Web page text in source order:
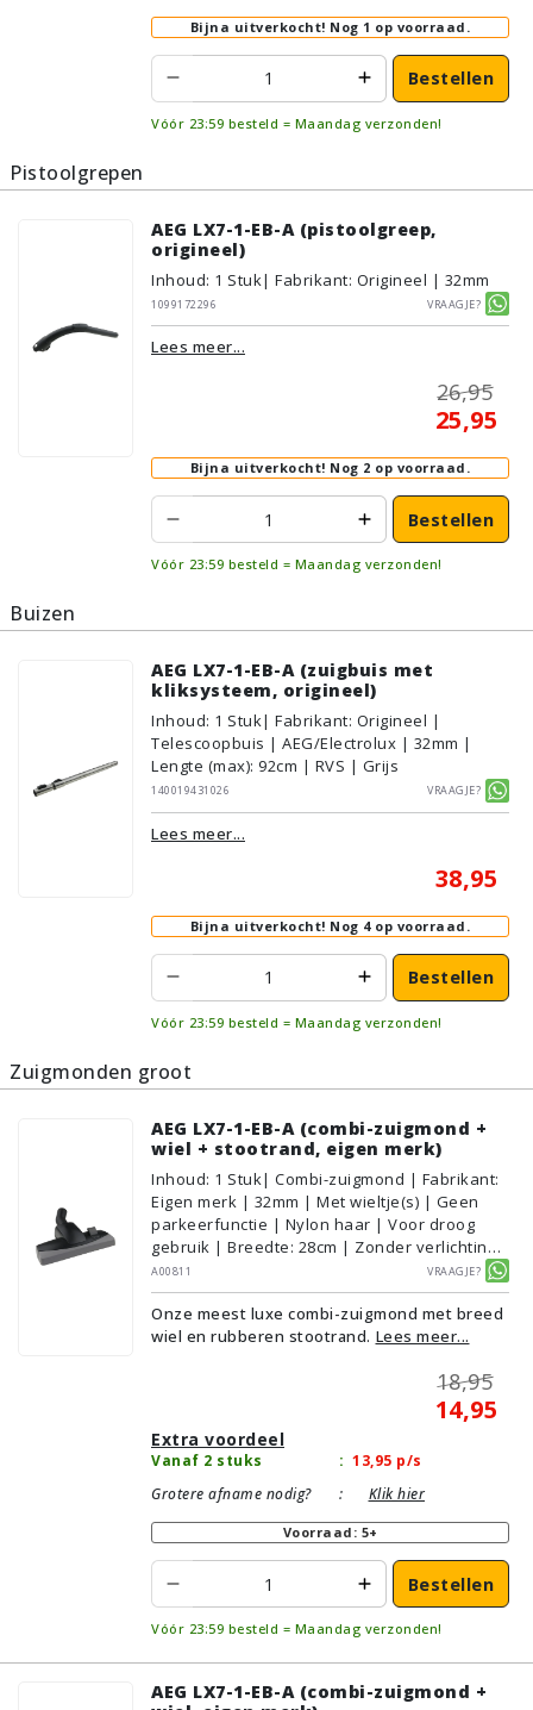
Bijna uitverkocht! Nog 1 op voorraad.
Bestellen
Vóór 23:59 besteld = Maandag verzonden!
Pistoolgrepen
AEG LX7-1-EB-A (pistoolgreep,
origineel)
Inhoud: 1 Stuk| Fabrikant: Origineel | 32mm
1099172296
Vraagje?
Lees meer...
26,95
25,95
Bijna uitverkocht! Nog 2 op voorraad.
Bestellen
Vóór 23:59 besteld = Maandag verzonden!
Buizen
AEG LX7-1-EB-A (zuigbuis met
kliksysteem, origineel)
Inhoud: 1 Stuk| Fabrikant: Origineel |
Telescoopbuis | AEG/Electrolux | 32mm |
Lengte (max): 92cm | RVS | Grijs
140019431026
Vraagje?
Lees meer...
38,95
Bijna uitverkocht! Nog 4 op voorraad.
Bestellen
Vóór 23:59 besteld = Maandag verzonden!
Zuigmonden groot
AEG LX7-1-EB-A (combi-zuigmond +
wiel + stootrand, eigen merk)
Inhoud: 1 Stuk| Combi-zuigmond | Fabrikant:
Eigen merk | 32mm | Met wieltje(s) | Geen
parkeerfunctie | Nylon haar | Voor droog
gebruik | Breedte: 28cm | Zonder verlichting |
Zonder kliksysteem | Kleur: Grijs, Zwart |
Alternatief | Geschikt voor vloertype:
Plavuizen/Tegels, Parket/Laminaat,
PVC/Vinyl, Tapijt/Vloerbedekking
A00811 Vraagje?
Onze meest luxe combi-zuigmond met breed
wiel en rubberen stootrand. Lees meer...
18,95
14,95
Extra voordeel
Vanaf 2 stuks : 13,95 p/s
Grotere afname nodig?
: Klik hier
Voorraad: 5+
Bestellen
Vóór 23:59 besteld = Maandag verzonden!
AEG LX7-1-EB-A (combi-zuigmond +